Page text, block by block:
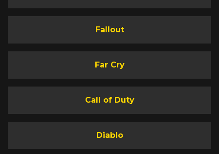
Fallout
Far Cry
Call of Duty
Diablo